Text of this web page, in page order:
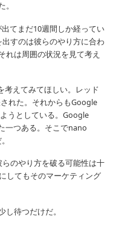
てまだ10週間しか経ってい
すのは彼らのやり方に合わ
れは周囲の状況を見て考え
考えてみてほしい。レッド
れた。それからもGoogle
うとしている。Google
一つある。そこでnano
のやり方を破る可能性は十
してもそのマーケティング
待つだけだ。